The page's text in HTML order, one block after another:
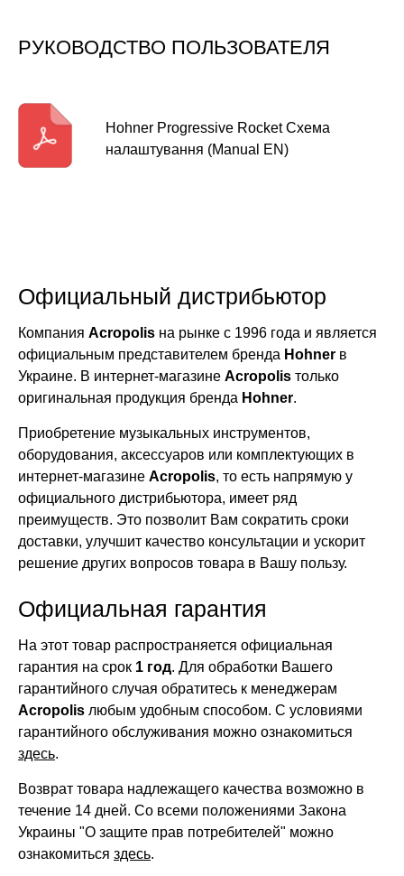
РУКОВОДСТВО ПОЛЬЗОВАТЕЛЯ
Hohner Progressive Rocket Схема
налаштування (Manual EN)
Официальный дистрибьютор
Компания Acropolis на рынке с 1996 года и является
официальным представителем бренда Hohner в
Украине. В интернет-магазине Acropolis только
оригинальная продукция бренда Hohner.
Приобретение музыкальных инструментов,
оборудования, аксессуаров или комплектующих в
интернет-магазине Acropolis, то есть напрямую у
официального дистрибьютора, имеет ряд
преимуществ. Это позволит Вам сократить сроки
доставки, улучшит качество консультации и ускорит
решение других вопросов товара в Вашу пользу.
Официальная гарантия
На этот товар распространяется официальная
гарантия на срок 1 год. Для обработки Вашего
гарантийного случая обратитесь к менеджерам
Acropolis любым удобным способом. С условиями
гарантийного обслуживания можно ознакомиться
здесь.
Возврат товара надлежащего качества возможно в
течение 14 дней. Со всеми положениями Закона
Украины "О защите прав потребителей" можно
ознакомиться здесь.